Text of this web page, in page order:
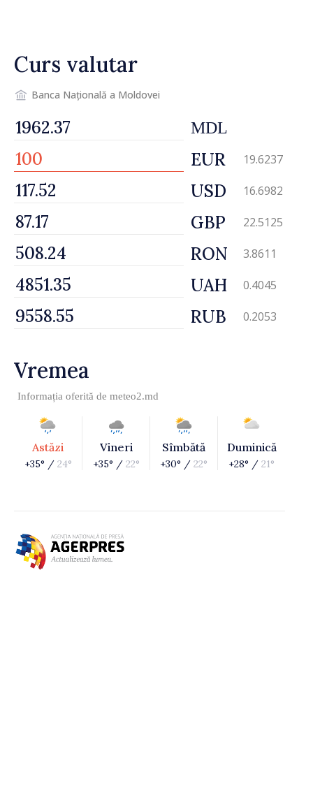
Curs valutar
Banca Națională a Moldovei
MDL
EUR 19.6237
USD 16.6982
GBP 22.5125
RON 3.8611
UAH 0.4045
RUB 0.2053
Vremea
Informația oferită de meteo2.md
Astăzi
+35° / 24°
Vineri
+35° / 22°
Sîmbătă
+30° / 22°
Duminică
+28° / 21°